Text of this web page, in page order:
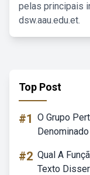
pelas principais
dsw.aau.edu.et.
Top Post
#1 O Grupo
#2 Qual A
Texto